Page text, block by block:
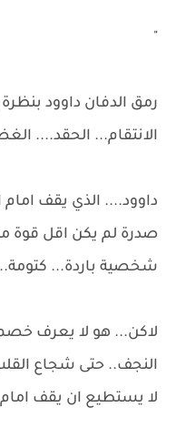
"
رمق الدفان داوود بنظرة
الانتقام... الحقد....
داوود.... الذي يقف امام
صدرة لم يكن اقل قوة
شخصية باردة...
لاكن... هو لا يعرف
النجف.. حتى شجاع
لا يستطيع ان يقف امام